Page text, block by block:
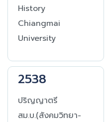
History
Chiangmai
University
2538
ปริญญาตรี
สม.บ.(สังคมวิทยา-